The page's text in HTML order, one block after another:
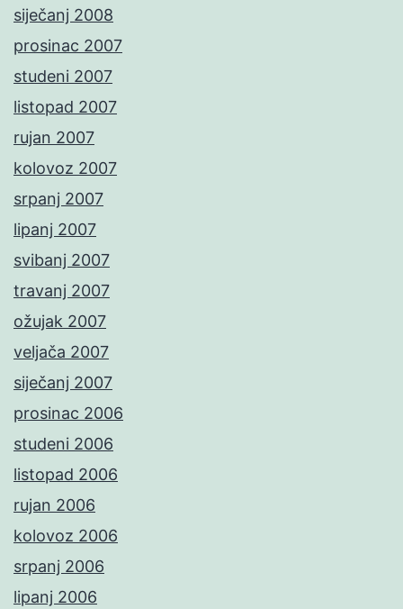
siječanj 2008
prosinac 2007
studeni 2007
listopad 2007
rujan 2007
kolovoz 2007
srpanj 2007
lipanj 2007
svibanj 2007
travanj 2007
ožujak 2007
veljača 2007
siječanj 2007
prosinac 2006
studeni 2006
listopad 2006
rujan 2006
kolovoz 2006
srpanj 2006
lipanj 2006